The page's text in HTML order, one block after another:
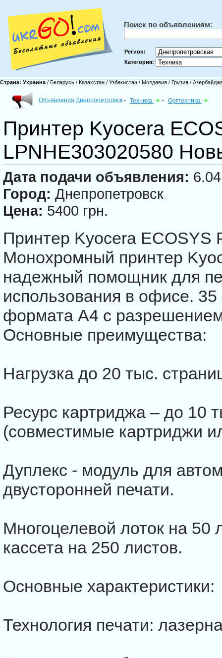
Поиск по объявлениям:
Регион:
Категория:
Страна: Украина / Беларусь / Казахстан / Узбекистан / Молдавия / Грузия /
Объявления Днепропетровск - Техника - Оргтехника
Принтер Kyocera
LPNHE303020580
Дата подачи объявления:
Город: Днепропетровск
Цена: 5400 грн.
Принтер Kyocera ECOSYS
Монохромный принтер
надежный помощник для
использования в офисе.
формата А4 с
Основные преимущества:
Нагрузка до 20 тыс.
Ресурс картриджа – до 10
(совместимые картриджи
Дуплекс - модуль для
двусторонней печати.
Многоцелевой лоток на 50
кассета на 250 листов.
Основные характеристики:
Технология печати: